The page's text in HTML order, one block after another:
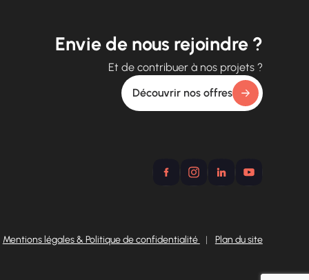
Envie de nous rejoindre ?
Et de contribuer à nos projets ?
Découvrir nos offres
Mentions légales & Politique de confidentialité | Plan du site